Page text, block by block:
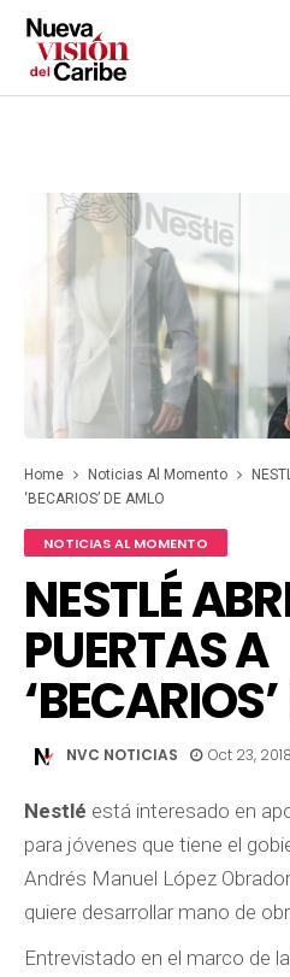
Home Noticias Al Momento
‘BECARIOS’ DE AMLO
NOTICIAS AL MOMENTO
NESTLÉ
PUERTAS A
NVC NOTICIAS Oct 23, 2018
Nestlé está interesado en
para jóvenes que tiene el
Andrés Manuel López
quiere desarrollar mano de
Entrevistado en el marco de